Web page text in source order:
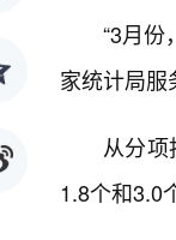
“3月
家统计局服
从分
1.8个和3.0